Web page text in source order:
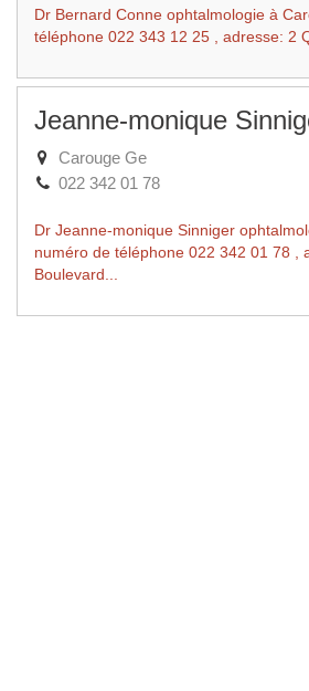
Dr Bernard Conne ophtalmologie à
téléphone 022 343 12 25 , adresse: 2
Jeanne-monique
Carouge Ge
022 342 01 78
Dr Jeanne-monique Sinniger
numéro de téléphone 022 342 01 78 ,
Boulevard...